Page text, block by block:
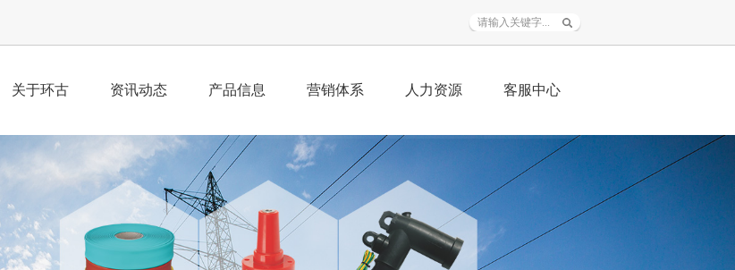
关于环古
公司简介
企业理念
组织架构
资讯动态
公司新闻
行业动态
产品信息
产品总汇
营销体系
业务范围
经销加盟
人力资源
招聘信息
人才自荐
客服中心
资料下载
在线服务